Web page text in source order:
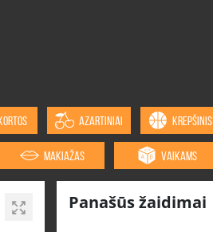
AZARTINIAI KREPŠINIS
MAKIAŽAS VAIKAMS
Panašūs žaidimai